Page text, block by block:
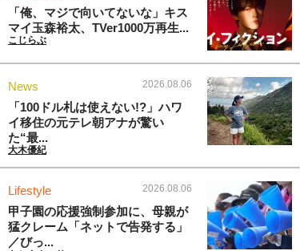
「俺、マジで向いてないな」キス
マイ玉森裕太、TVer1000万再生...
こじらぶ
News 2026.08.06
「100ドル札は使えない!?」ハワ
イ移住の元テレ朝アナが驚い
た“最...
大木優紀
Lifestyle 2026.08.06
甲子園の応援強制参加に、母親が
猛クレーム「ネットで告発する」
／びっ...